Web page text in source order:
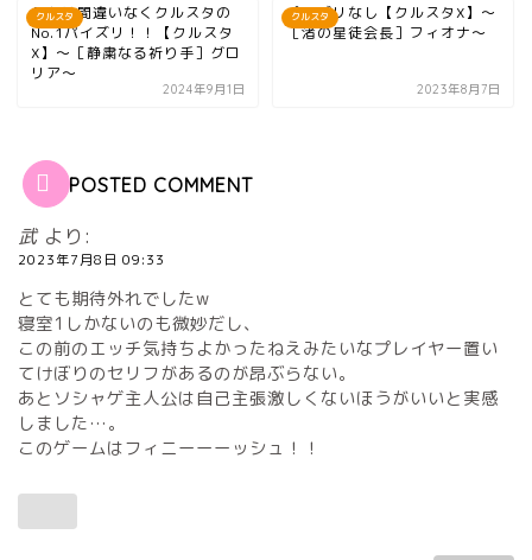
クルスタ
これは間違いなくクルスタの
No.1パイズリ！！【クルスタ
X】～［静粛なる祈り手］グロ
リア～
2024年9月1日
クルスタ
パイズリなし【クルスタX】～
［渚の星徒会長］フィオナ～
2023年8月7日
POSTED COMMENT
武 より:
2023年7月8日 09:33
とても期待外れでしたw
寝室1しかないのも微妙だし、
この前のエッチ気持ちよかったねえみたいなプレイヤー置い
てけぼりのセリフがあるのが昂ぶらない。
あとソシャゲ主人公は自己主張激しくないほうがいいと実感
しました…。
このゲームはフィニーーーッシュ！！